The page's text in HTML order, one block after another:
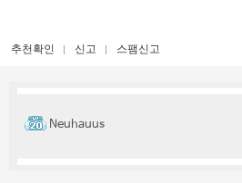
추천확인 신고 스팸신고
Neuhauus